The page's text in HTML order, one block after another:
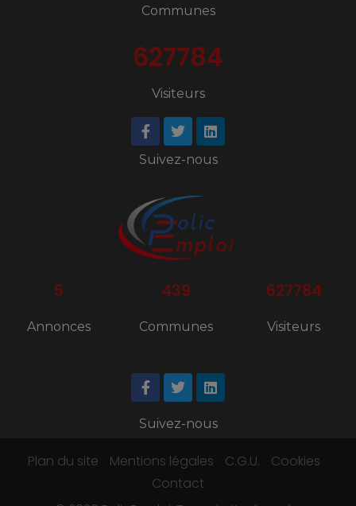
Communes
627784
Visiteurs
Suivez-nous
5
Annonces
439
Communes
627784
Visiteurs
Suivez-nous
Plan du site Mentions légales C.G.U.
Cookies
Contact